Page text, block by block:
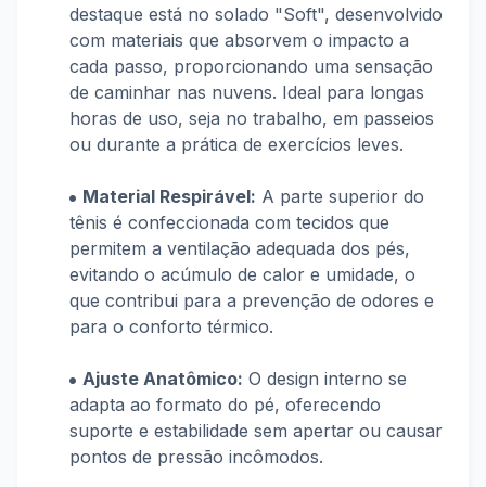
destaque está no solado "Soft", desenvolvido
com materiais que absorvem o impacto a
cada passo, proporcionando uma sensação
de caminhar nas nuvens. Ideal para longas
horas de uso, seja no trabalho, em passeios
ou durante a prática de exercícios leves.
Material Respirável: A parte superior do
tênis é confeccionada com tecidos que
permitem a ventilação adequada dos pés,
evitando o acúmulo de calor e umidade, o
que contribui para a prevenção de odores e
para o conforto térmico.
Ajuste Anatômico: O design interno se
adapta ao formato do pé, oferecendo
suporte e estabilidade sem apertar ou causar
pontos de pressão incômodos.